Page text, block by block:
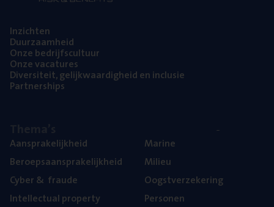
Inzich­ten
Duur­zaam­heid
Onze bedrijfs­cul­tuur
Onze vaca­tu­res
Diver­si­teit, gelijk­waar­dig­heid en inclusie
Part­ner­ships
Aan­spra­ke­lijk­heid
Beroeps­aan­spra­ke­lijk­heid
Cyber& fraude
Intel­lec­tu­al property
Mari­ne
Mili­eu
Oogst­ver­ze­ke­ring
Per­so­nen